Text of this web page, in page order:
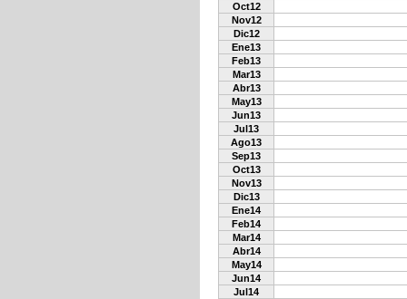
Oct12
Nov12
Dic12
Ene13
Feb13
Mar13
Abr13
May13
Jun13
Jul13
Ago13
Sep13
Oct13
Nov13
Dic13
Ene14
Feb14
Mar14
Abr14
May14
Jun14
Jul14